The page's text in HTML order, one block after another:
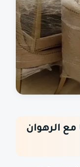
مع الرهوان